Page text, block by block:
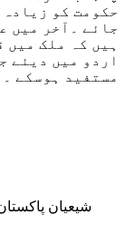
حکومت کو
جائے ۔آخر میں
ہیں کہ ملک میں
اردو میں دیئے
مستفید ہوسکے ۔
شیعیان